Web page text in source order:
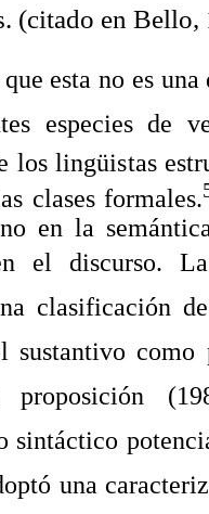
(citado en
esta no es
especies de
los lingüistas
clases formales.
no en la
el discurso.
clasificación
como
sintáctico
una